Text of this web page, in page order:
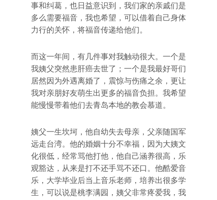
事和纠葛，也日益意识到，我们家的亲戚们是
多么需要福音，我也希望，可以借着自己身体
力行的关怀，将福音传递给他们。
而这一年间，有几件事对我触动很大。一个是
我姨父突然患肝癌去世了；一个是我最好哥们
居然因为外遇离婚了，震惊与伤痛之余，更让
我对亲朋好友萌生出更多的福音负担。我希望
能慢慢带着他们去青岛本地的教会慕道。
姨父一生坎坷，他自幼失去母亲，父亲随国军
远走台湾。他的婚姻十分不幸福，因为大姨文
化很低，经常骂他打他，他自己涵养很高，乐
观豁达，从来是打不还手骂不还口。他酷爱音
乐，大学毕业后当上音乐老师，培养出很多学
生，可以说是桃李满园，姨父非常疼爱我，我